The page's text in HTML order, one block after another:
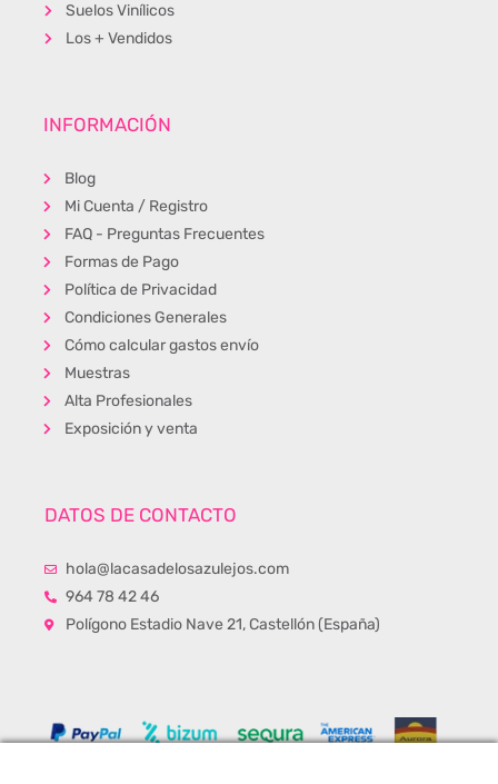
Suelos Vinílicos
Los + Vendidos
INFORMACIÓN
Blog
Mi Cuenta / Registro
FAQ - Preguntas Frecuentes
Formas de Pago
Política de Privacidad
Condiciones Generales
Cómo calcular gastos envío
Muestras
Alta Profesionales
Exposición y venta
DATOS DE CONTACTO
hola@lacasadelosazulejos.com
964 78 42 46
Polígono Estadio Nave 21, Castellón (España)